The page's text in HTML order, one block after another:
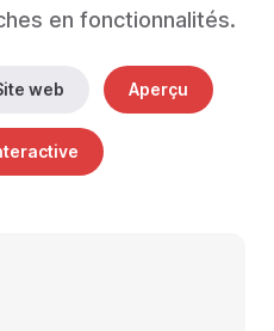
en fonctionnalités.
web Aperçu